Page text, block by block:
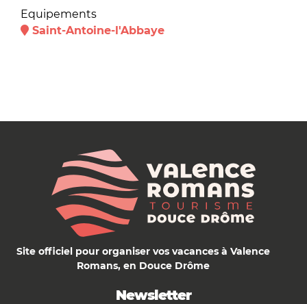
Equipements
Saint-Antoine-l'Abbaye
Site officiel pour organiser vos vacances à Valence
Romans, en Douce Drôme
Newsletter